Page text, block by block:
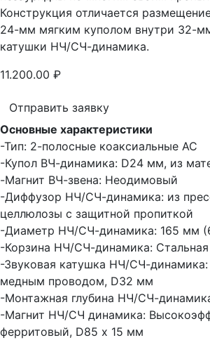
Конструкция отличается
24-мм мягким куполом внутри 32-
катушки НЧ/СЧ-динамика.
11.200.00 ₽
Отправить заявку
Основные характеристики
-Тип: 2-полосные коаксиальные АС
-Купол ВЧ-динамика: D24 мм, из
-Магнит ВЧ-звена: Неодимовый
-Диффузор НЧ/СЧ-динамика: из
целлюлозы с защитной пропиткой
-Диаметр НЧ/СЧ-динамика: 165 мм
-Корзина НЧ/СЧ-динамика:
-Звуковая катушка НЧ/СЧ-
медным проводом, D32 мм
-Монтажная глубина НЧ/СЧ-
-Магнит НЧ/СЧ динамика:
ферритовый, D85 х 15 мм